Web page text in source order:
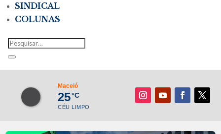
SINDICAL
COLUNAS
Maceió
25°C
CÉU LIMPO